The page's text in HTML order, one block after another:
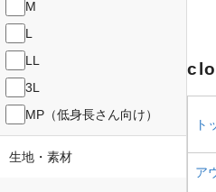
M
L
LL
3L
MP（低身長さん向け）
生地・素材
ト
ア